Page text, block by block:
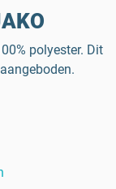
polyester. Dit